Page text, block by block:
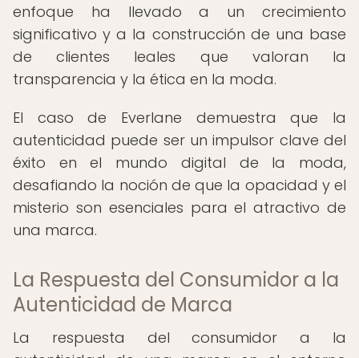
enfoque ha llevado a un crecimiento
significativo y a la construcción de una base
de clientes leales que valoran la
transparencia y la ética en la moda.
El caso de Everlane demuestra que la
autenticidad puede ser un impulsor clave del
éxito en el mundo digital de la moda,
desafiando la noción de que la opacidad y el
misterio son esenciales para el atractivo de
una marca.
La Respuesta del Consumidor a la
Autenticidad de Marca
La respuesta del consumidor a la